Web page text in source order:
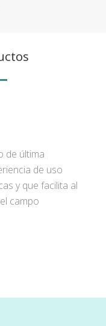
de última
de uso
y que facilita al
campo